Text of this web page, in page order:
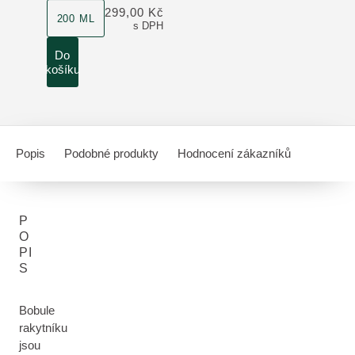
velikost produktu
200 ML
s DPH
299,00 Kč
Do
košíku
Popis Podobné produkty Hodnocení zákazníků
P
O
PI
S
Bobule
rakytníku
jsou